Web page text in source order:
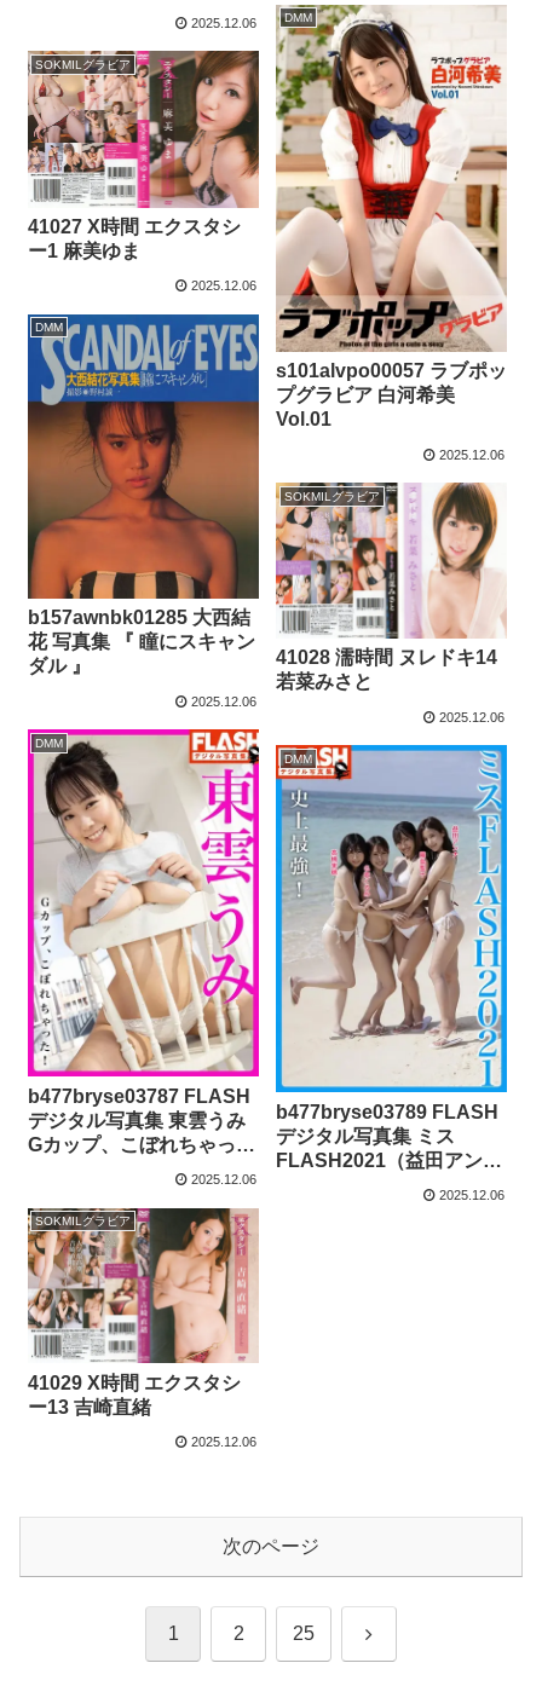
2025.12.06 DMM
s101alvpo00057 ラブポッ
プグラビア 白河希美
Vol.01
2025.12.06
SOKMILグラビア
41027 X時間 エクスタシ
ー1 麻美ゆま
2025.12.06
DMM
b157awnbk01285 大西結
花 写真集 『 瞳にスキャン
ダル 』
2025.12.06
SOKMILグラビア
41028 濡時間 ヌレドキ14
若菜みさと
2025.12.06
DMM
b477bryse03787 FLASH
デジタル写真集 東雲うみ
Gカップ、こぼれちゃっ
2025.12.06
DMM
b477bryse03789 FLASH
デジタル写真集 ミス
FLASH2021（益田アン
ナ・霧島聖子・名取くる
2025.12.06
SOKMILグラビア
41029 X時間 エクスタシ
ー13 吉崎直緒
2025.12.06
次のページ
1 2 25 次